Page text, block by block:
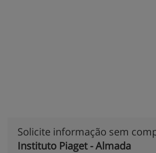
Solicite informação sem
Instituto Piaget - Almada